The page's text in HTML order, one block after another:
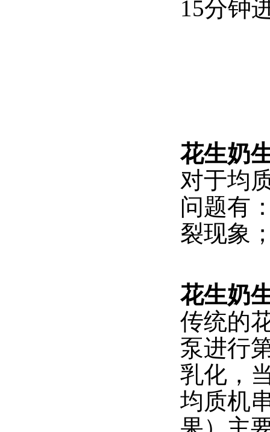
15分钟
花生奶
对于均
问题有
裂现象
花生奶
传统的
泵进行
乳化，
均质机